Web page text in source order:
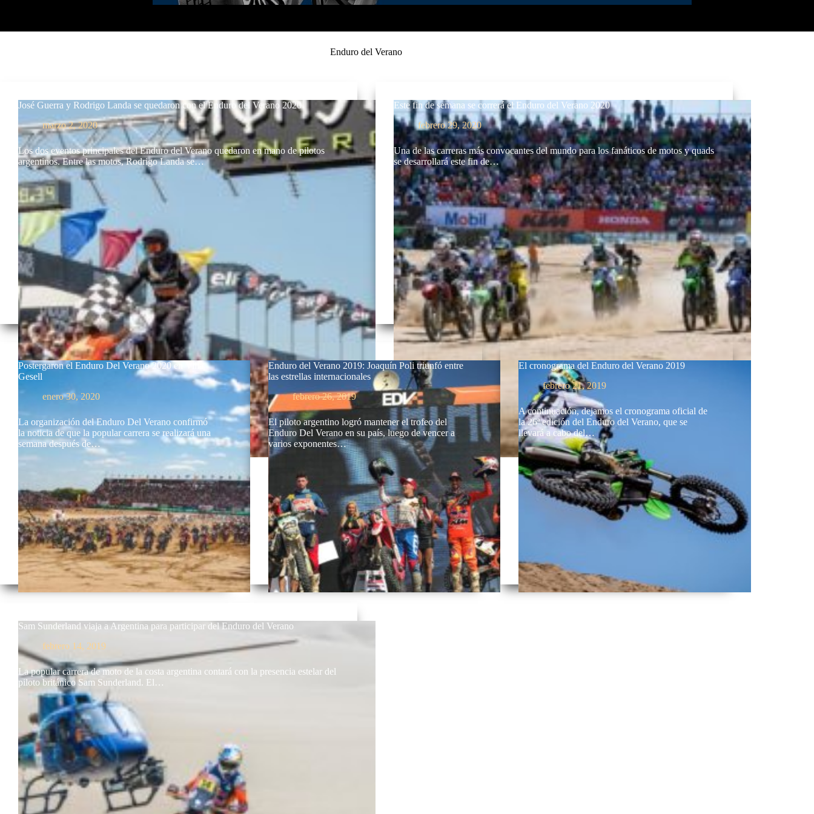
Enduro del Verano
José Guerra y Rodrigo Landa se quedaron con el Enduro del Verano 2020
marzo 2, 2020
Los dos eventos principales del Enduro del Verano quedaron en mano de pilotos
argentinos. Entre las motos, Rodrigo Landa se…
Este fin de semana se correrá el Enduro del Verano 2020
febrero 29, 2020
Una de las carreras más convocantes del mundo para los fanáticos de motos y quads
se desarrollará este fin de…
Postergaron el Enduro Del Verano 2020 en Villa
Gesell
enero 30, 2020
La organización del Enduro Del Verano confirmó
la noticia de que la popular carrera se realizará una
semana después de…
Enduro del Verano 2019: Joaquín Poli triunfó entre
las estrellas internacionales
febrero 26, 2019
El piloto argentino logró mantener el trofeo del
Enduro Del Verano en su país, luego de vencer a
varios exponentes…
El cronograma del Enduro del Verano 2019
febrero 21, 2019
A continuación, dejamos el cronograma oficial de
la 26ª edición del Enduro del Verano, que se
llevará a cabo del…
Sam Sunderland viaja a Argentina para participar del Enduro del Verano
febrero 14, 2019
La popular carrera de moto de la costa argentina contará con la presencia estelar del
piloto británico Sam Sunderland. El…